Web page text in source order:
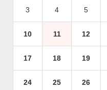
3 4 5
10 11 12
17 18 19
24 25 26